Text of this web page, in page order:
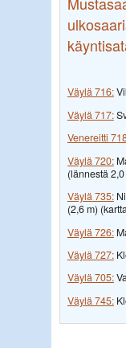
Väylä 716:
Väylä 717:
Venereitti
Väylä 720:
(lännestä
Väylä735:
(2,6 m)
Väylä 726:
Väylä 727:
Väylä 705:
Väylä 745: